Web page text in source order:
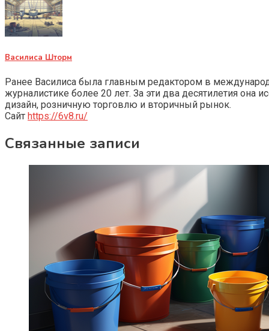
Василиса Шторм
Ранее Василиса была главным редактором в
журналистике более 20 лет. За эти два десятилетия
дизайн, розничную торговлю и вторичный рынок.
Сайт https://6v8.ru/
Связанные записи